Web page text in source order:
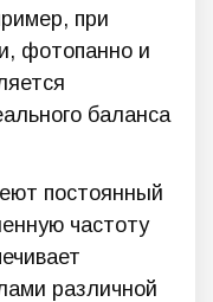
при
фотопанно и
баланса
постоянный
частоту
различной